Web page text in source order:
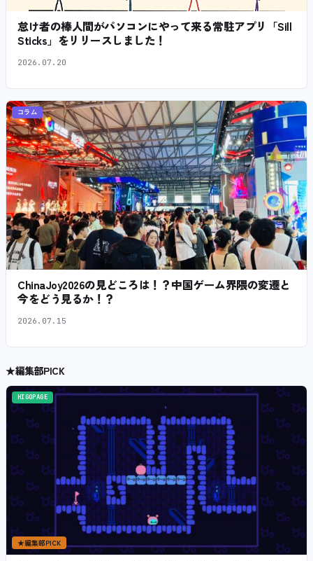
怠け者の棒人間がパソコンにやって来る常駐アプリ「Sill
Sticks」をリリースしました！
2026.07.20
コラム
ChinaJoy2026の見どころは！？中国ゲーム界隈の変遷と
今をどう見るか！？
2026.07.15
★編集部PICK
HIGOPAGE
★編集部PICK